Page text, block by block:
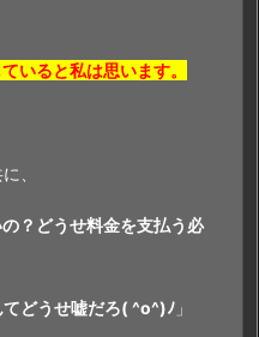
いると私は思います。
、
？どうせ料金を支払う必
どうせ嘘だろ( ^o^)ﾉ 」